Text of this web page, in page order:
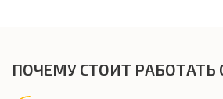
ПОЧЕМУ СТОИТ РАБОТАТЬ